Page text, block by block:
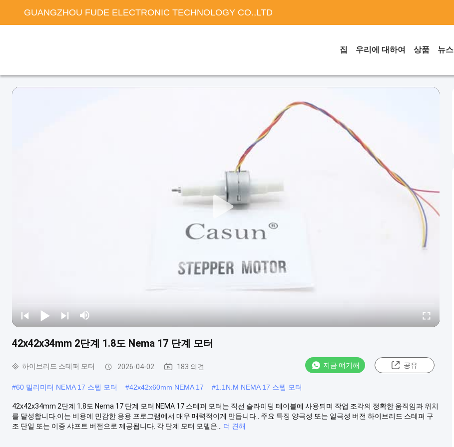
GUANGZHOU FUDE ELECTRONIC TECHNOLOGY CO.,LTD
집 우리에 대하여 상품 뉴스
42x42x34mm 2단계 1.8도 Nema 17 단계 모터
하이브리드 스테퍼 모터 2026-04-02 183 의견 지금 얘기해 공유
#60 밀리미터 NEMA 17 스텝 모터 #42x42x60mm NEMA 17 #1.1N.M NEMA 17 스텝 모터
42x42x34mm 2단계 1.8도 Nema 17 단계 모터 NEMA 17 스테퍼 모터는 직선 슬라이딩 테이블에 사용되며 작업 조각의 정확한 움직임과 위치
를 달성합니다.이는 비용에 민감한 응용 프로그램에서 매우 매력적이게 만듭니다.. 주요 특징 양극성 또는 일극성 버전 하이브리드 스테퍼 구
조 단일 또는 이중 샤프트 버전으로 제공됩니다. 각 단계 모터 모델은...
더 견해